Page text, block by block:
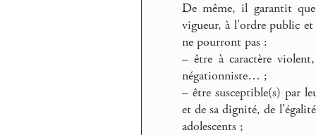
De même, il garantit
vigueur, à l’ordre public
ne pourront pas :
– être à caractère
négationniste… ;
– être susceptible(s) par
et de sa dignité, de
adolescents ;